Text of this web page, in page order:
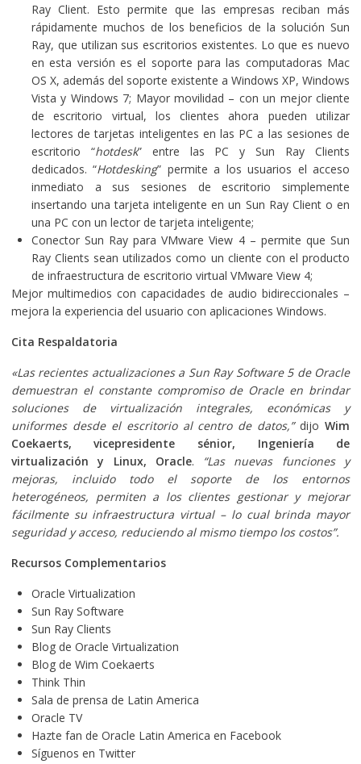
Ray Client. Esto permite que las empresas reciban más
rápidamente muchos de los beneficios de la solución Sun
Ray, que utilizan sus escritorios existentes. Lo que es nuevo
en esta versión es el soporte para las computadoras Mac
OS X, además del soporte existente a Windows XP, Windows
Vista y Windows 7; Mayor movilidad – con un mejor cliente
de escritorio virtual, los clientes ahora pueden utilizar
lectores de tarjetas inteligentes en las PC a las sesiones de
escritorio “hotdesk” entre las PC y Sun Ray Clients
dedicados. “Hotdesking” permite a los usuarios el acceso
inmediato a sus sesiones de escritorio simplemente
insertando una tarjeta inteligente en un Sun Ray Client o en
una PC con un lector de tarjeta inteligente;
Conector Sun Ray para VMware View 4 – permite que Sun
Ray Clients sean utilizados como un cliente con el producto
de infraestructura de escritorio virtual VMware View 4;
Mejor multimedios con capacidades de audio bidireccionales –
mejora la experiencia del usuario con aplicaciones Windows.
Cita Respaldatoria
«Las recientes actualizaciones a Sun Ray Software 5 de Oracle
demuestran el constante compromiso de Oracle en brindar
soluciones de virtualización integrales, económicas y
uniformes desde el escritorio al centro de datos,” dijoWim
Coekaerts, vicepresidente sénior, Ingeniería de
virtualización y Linux, Oracle. “Las nuevas funciones y
mejoras, incluido todo el soporte de los entornos
heterogéneos, permiten a los clientes gestionar y mejorar
fácilmente su infraestructura virtual – lo cual brinda mayor
seguridad y acceso, reduciendo al mismo tiempo los costos”.
Recursos Complementarios
Oracle Virtualization
Sun Ray Software
Sun Ray Clients
Blog de Oracle Virtualization
Blog de Wim Coekaerts
Think Thin
Sala de prensa de Latin America
Oracle TV
Hazte fan de Oracle Latin America en Facebook
Síguenos en Twitter